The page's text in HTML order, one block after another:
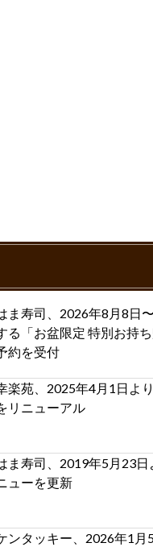
ま寿司、2026年8月8日
る「お盆限定 特別お持
約を受付
楽苑、2025年4月1日よ
リニューアル
ま寿司、2019年5月23日
ューを更新
ンタッキー、2026年1月